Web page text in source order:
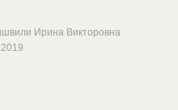
Ирина Викторовна